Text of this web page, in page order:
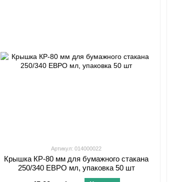
Артикул: 014000022
Крышка КР-80 мм для бумажного стакана
250/340 ЕВРО мл, упаковка 50 шт